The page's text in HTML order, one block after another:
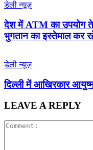
डेली न्यूज़
देश में ATM का उपयोग
भुगतान का इस्तेमाल कर
डेली न्यूज़
द‍िल्‍ली में आख‍िरकार
LEAVE A REPLY